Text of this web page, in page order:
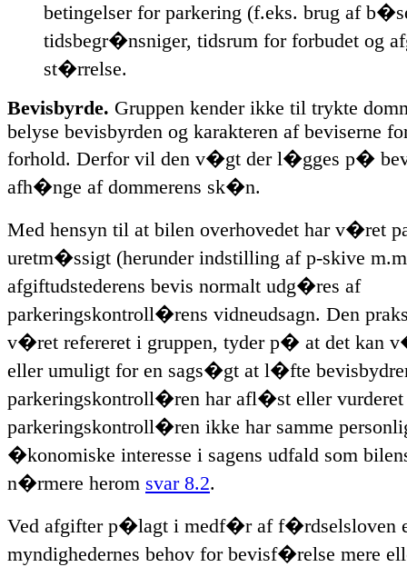
betingelser for parkering (f.eks. brug af
tidsbegr�nsniger, tidsrum for forbudet og
st�rrelse.
Bevisbyrde. Gruppen kender ikke til trykte
belyse bevisbyrden og karakteren af beviserne
forhold. Derfor vil den v�gt der l�gges p�
afh�nge af dommerens sk�n.
Med hensyn til at bilen overhovedet har v�ret
uretm�ssigt (herunder indstilling af p-skive
afgiftudstederens bevis normalt udg�res af
parkeringskontroll�rens vidneudsagn. Den
v�ret refereret i gruppen, tyder p� at det kan
eller umuligt for en sags�gt at l�fte
parkeringskontroll�ren har afl�st eller
parkeringskontroll�ren ikke har samme
�konomiske interesse i sagens udfald som
n�rmere herom svar 8.2.
Ved afgifter p�lagt i medf�r af f�rdselsloven
myndighedernes behov for bevisf�relse mere